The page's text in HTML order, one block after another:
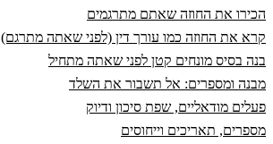
הכירו את החוזה שאתם מתרגמים
קרא את החוזה כמו עורך דין (לפני שאתה מתרגם)
בנה בסיס מונחים קטן לפני שאתה מתחיל
מבנה ומספרים: אל תשבור את השלד
פעלים מודאליים, שפת סיכון ודיוק
מספרים, תאריכים וייחוסים